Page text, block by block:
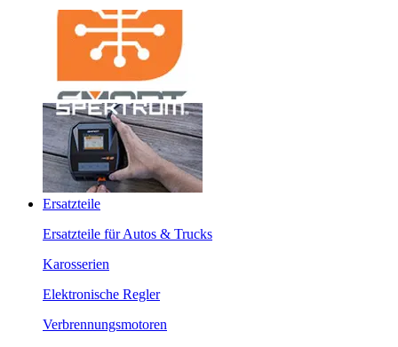
Ersatzteile
Ersatzteile für Autos & Trucks
Karosserien
Elektronische Regler
Verbrennungsmotoren